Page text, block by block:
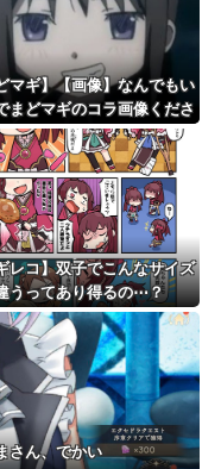
マギ】【画像】なんでもい
まどマギのコラ画像くださ
い
レコ】双子でこんなサイズ
うってあり得るの⋯？
さん、でかい